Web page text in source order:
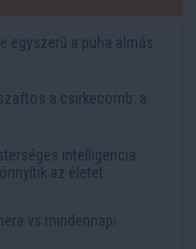
egyszerű a puha almás
a csirkecomb: a
intelligencia
az életet
vs mindennapi